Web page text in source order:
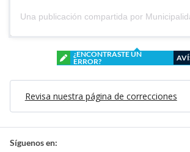
¿ENCONTRASTE UN
ERROR?
Revisa nuestra página de correcciones
Síguenos en: